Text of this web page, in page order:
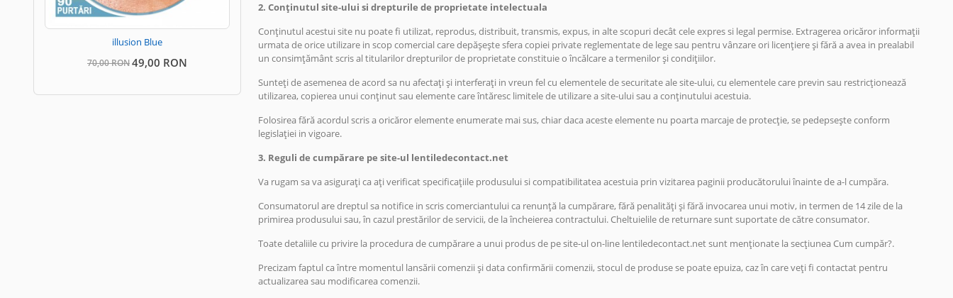
2. Conținutul site-ului si drepturile de proprietate intelectuala
Conținutul acestui site nu poate fi utilizat, reprodus, distribuit, transmis, expus, in alte scopuri decât cele expres si legal permise. Extragerea oricăror informații
urmata de orice utilizare in scop comercial care depășește sfera copiei private reglementate de lege sau pentru vânzare ori licențiere și fără a avea in prealabil
un consimțământ scris al titularilor drepturilor de proprietate constituie o încălcare a termenilor și condițiilor.
Sunteți de asemenea de acord sa nu afectați și interferați in vreun fel cu elementele de securitate ale site-ului, cu elementele care previn sau restricționează
utilizarea, copierea unui conținut sau elemente care întăresc limitele de utilizare a site-ului sau a conținutului acestuia.
Folosirea fără acordul scris a oricăror elemente enumerate mai sus, chiar daca aceste elemente nu poarta marcaje de protecție, se pedepsește conform
legislației in vigoare.
3. Reguli de cumpărare pe site-ul lentiledecontact.net
Va rugam sa va asigurați ca ați verificat specificațiile produsului si compatibilitatea acestuia prin vizitarea paginii producătorului înainte de a-l cumpăra.
Consumatorul are dreptul sa notifice in scris comerciantului ca renunță la cumpărare, fără penalități și fără invocarea unui motiv, in termen de 14 zile de la
primirea produsului sau, în cazul prestărilor de servicii, de la încheierea contractului. Cheltuielile de returnare sunt suportate de către consumator.
Toate detaliile cu privire la procedura de cumpărare a unui produs de pe site-ul on-line lentiledecontact.net sunt menționate la secțiunea Cum cumpăr?.
Precizam faptul ca între momentul lansării comenzii și data confirmării comenzii, stocul de produse se poate epuiza, caz în care veți fi contactat pentru
actualizarea sau modificarea comenzii.
illusion Blue
70,00 RON49,00 RON